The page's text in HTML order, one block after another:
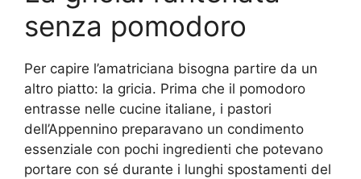
senza pomodoro
Per capire l’amatriciana bisogna partire da un
altro piatto: la gricia. Prima che il pomodoro
entrasse nelle cucine italiane, i pastori
dell’Appennino preparavano un condimento
essenziale con pochi ingredienti che potevano
portare con sé durante i lunghi spostamenti del